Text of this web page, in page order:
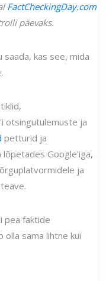
FactCheckingDay.com
päevaks.
kas see, mida
otsingutulemuste ja
petturid ja
Google'iga,
ja
pea faktide
olla sama lihtne kui